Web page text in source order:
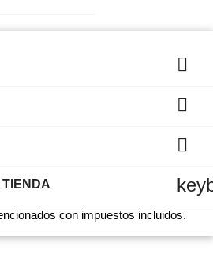



TIENDA
con impuestos incluidos.